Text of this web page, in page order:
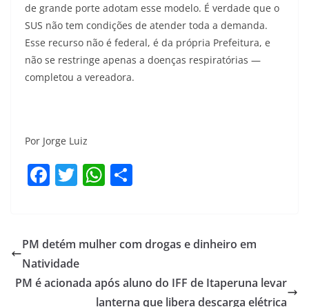
de grande porte adotam esse modelo. É verdade que o
SUS não tem condições de atender toda a demanda.
Esse recurso não é federal, é da própria Prefeitura, e
não se restringe apenas a doenças respiratórias —
completou a vereadora.
Por Jorge Luiz
F
e
b
o
T
er
W
s
p
e
PM detém mulher com drogas e dinheiro em
Natividade
PM é acionada após aluno do IFF de Itaperuna levar
lanterna que libera descarga elétrica